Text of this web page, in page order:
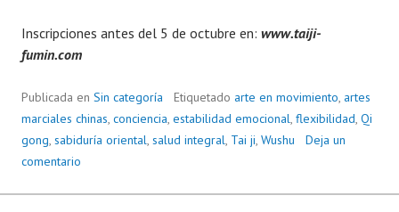
Inscripciones antes del 5 de octubre en: www.taiji-
fumin.com
Publicada en Sin categoría Etiquetado arte en movimiento, artes
marciales chinas, conciencia, estabilidad emocional, flexibilidad, Qi
gong, sabiduría oriental, salud integral, Tai ji, Wushu
Deja un
comentario